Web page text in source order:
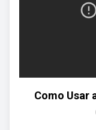
Como Usar